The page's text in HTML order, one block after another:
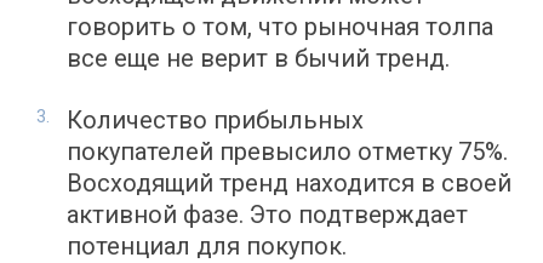
говорить о том, что рыночная толпа
все еще не верит в бычий тренд.
Количество прибыльных
покупателей превысило отметку 75%.
Восходящий тренд находится в своей
активной фазе. Это подтверждает
потенциал для покупок.